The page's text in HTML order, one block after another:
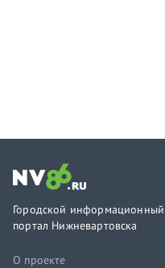
Городской информационный
портал Нижневартовска
О проекте